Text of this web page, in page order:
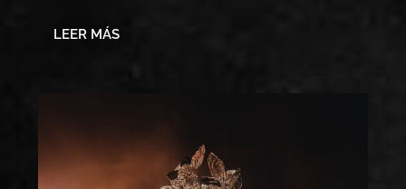
LEER MÁS